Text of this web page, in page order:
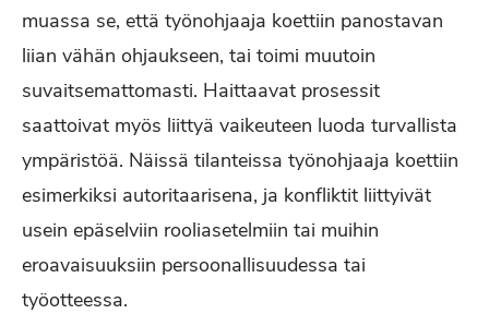
muassa se, että työnohjaaja koettiin panostavan
liian vähän ohjaukseen, tai toimi muutoin
suvaitsemattomasti. Haittaavat prosessit
saattoivat myös liittyä vaikeuteen luoda turvallista
ympäristöä. Näissä tilanteissa työnohjaaja koettiin
esimerkiksi autoritaarisena, ja konfliktit liittyivät
usein epäselviin rooliasetelmiin tai muihin
eroavaisuuksiin persoonallisuudessa tai
työotteessa.